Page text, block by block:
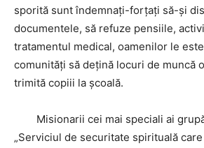
sporită sunt îndemnați-forțați să-și
documentele, să refuze pensiile,
tratamentul medical, oamenilor le
comunități să dețină locuri de muncă
trimită copiii la școală.
Misionarii cei mai speciali ai
„Serviciul de securitate spirituală